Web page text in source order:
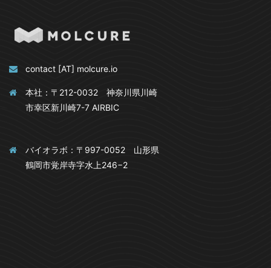
contact [AT] molcure.io
本社：〒212-0032 神奈川県川崎
市幸区新川崎7-7 AIRBIC
バイオラボ：〒997-0052 山形県
鶴岡市覚岸寺字水上246−2